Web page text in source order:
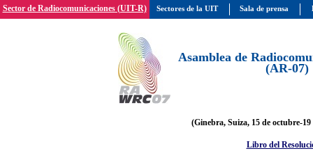
Sector de Radiocomunicaciones (UIT-R)
Asamblea de
(AR-07)
(Ginebra, Suiza, 15 de octubre-19
Libro del
Sectores de la UIT Sala de prensa